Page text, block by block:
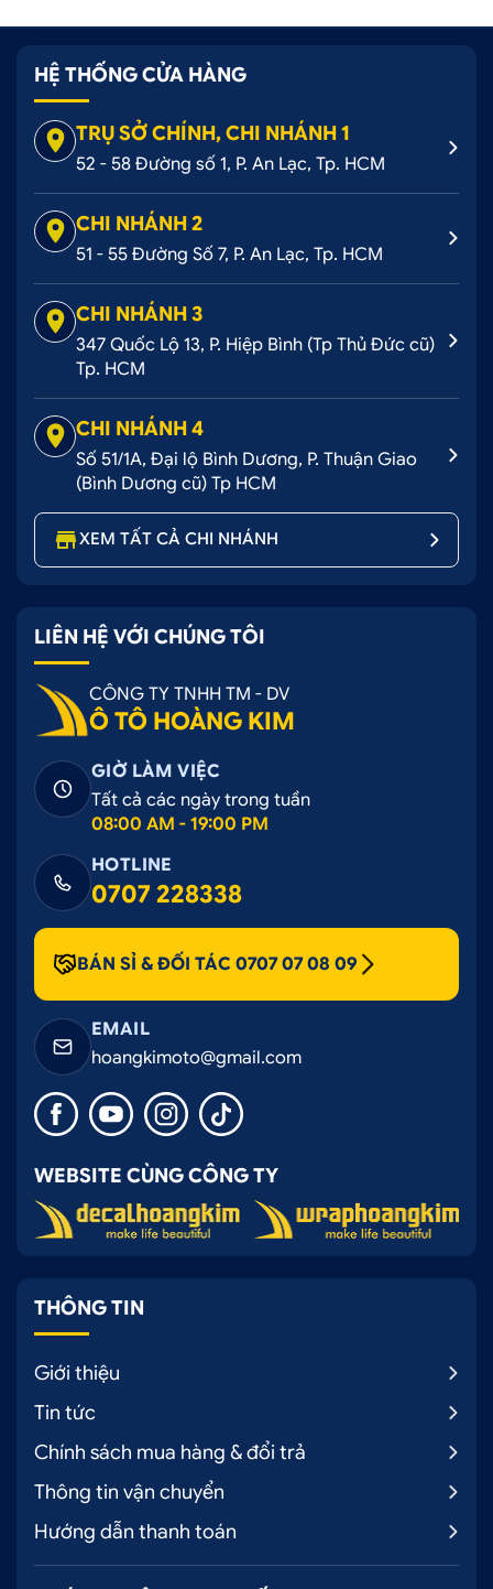
HỆ THỐNG CỬA HÀNG
TRỤ SỞ CHÍNH, CHI NHÁNH 1
52 - 58 Đường số 1, P. An Lạc, Tp. HCM
CHI NHÁNH 2
51 - 55 Đường Số 7, P. An Lạc, Tp. HCM
CHI NHÁNH 3
347 Quốc Lộ 13, P. Hiệp Bình (Tp Thủ Đức cũ)
Tp. HCM
CHI NHÁNH 4
Số 51/1A, Đại lộ Bình Dương, P. Thuận Giao
(Bình Dương cũ) Tp HCM
XEM TẤT CẢ CHI NHÁNH
LIÊN HỆ VỚI CHÚNG TÔI
CÔNG TY TNHH TM - DV
Ô TÔ HOÀNG KIM
GIỜ LÀM VIỆC
Tất cả các ngày trong tuần
08:00 AM - 19:00 PM
HOTLINE
0707 228338
BÁN SỈ & ĐỐI TÁC 0707 07 08 09
EMAIL
hoangkimoto@gmail.com
WEBSITE CÙNG CÔNG TY
THÔNG TIN
Giới thiệu
Tin tức
Chính sách mua hàng & đổi trả
Thông tin vận chuyển
Hướng dẫn thanh toán